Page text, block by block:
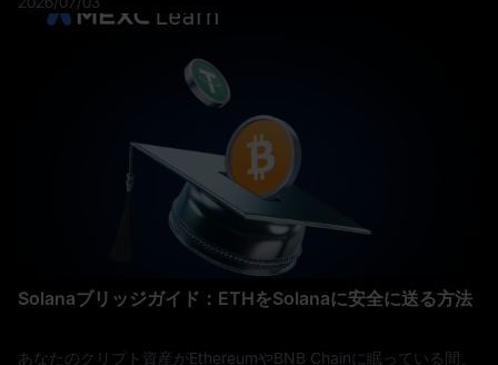
接保有できなかった伝統的な投資家にも入口が開かれました。 そ
り、2025年10月に付けた過去最高値を約60％下回っています。
Solanaブリッジガイド：ETHをSolanaに安全に送る方法
あなたのクリプト資産がEthereumやBNB Chainに眠っている間、